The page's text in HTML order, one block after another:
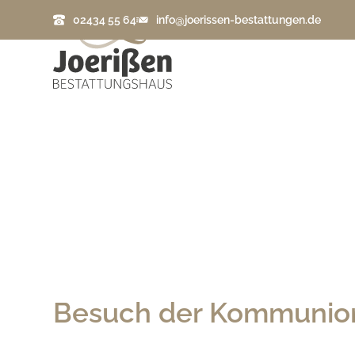
02434 55 64 info@joerissen-bestattungen.de
Besuch der